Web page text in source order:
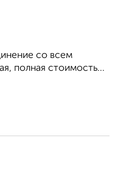
со всем
полная стоимость...